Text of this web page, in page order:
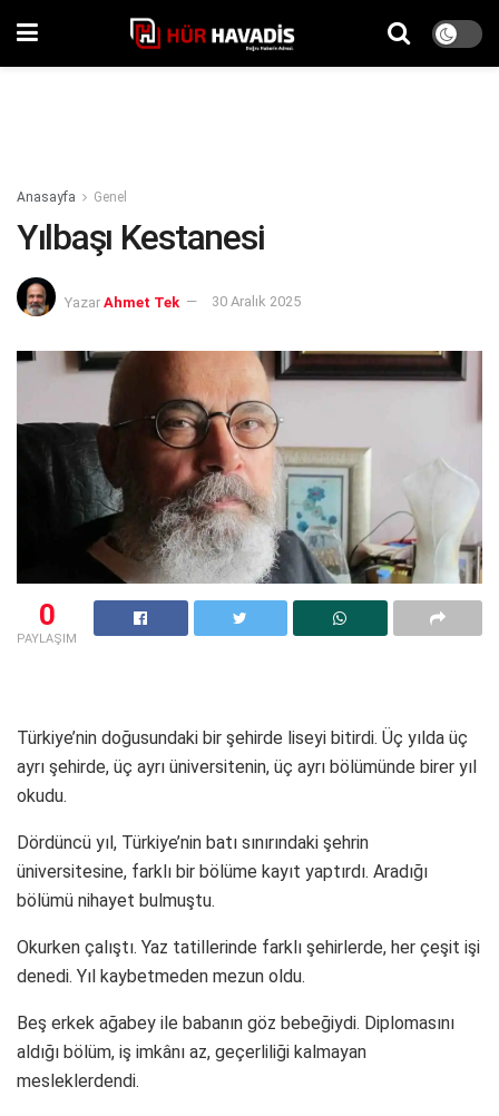
Anasayfa Genel
Yılbaşı Kestanesi
Yazar Ahmet Tek 30 Aralık 2025
0
PAYLAŞIM
Türkiye’nin doğusundaki bir şehirde liseyi bitirdi. Üç yılda üç
ayrı şehirde, üç ayrı üniversitenin, üç ayrı bölümünde birer yıl
okudu.
Dördüncü yıl, Türkiye’nin batı sınırındaki şehrin
üniversitesine, farklı bir bölüme kayıt yaptırdı. Aradığı
bölümü nihayet bulmuştu.
Okurken çalıştı. Yaz tatillerinde farklı şehirlerde, her çeşit işi
denedi. Yıl kaybetmeden mezun oldu.
Beş erkek ağabey ile babanın göz bebeğiydi. Diplomasını
aldığı bölüm, iş imkânı az, geçerliliği kalmayan
mesleklerdendi.